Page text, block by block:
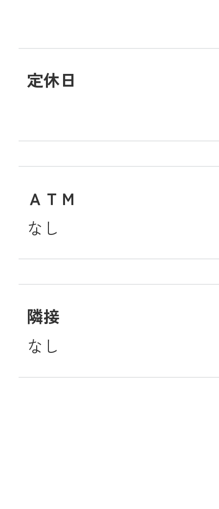
定休日
ＡＴＭ
なし
隣接
なし